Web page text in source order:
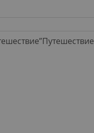
Путешествие